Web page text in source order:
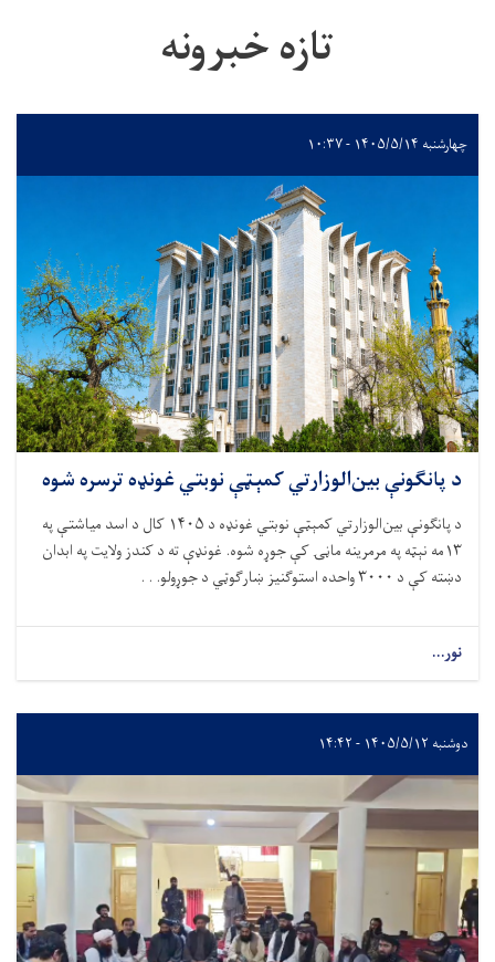
تازه خبرونه
چهارشنبه ۱۴۰۵/۵/۱۴ - ۱۰:۳۷
د پانګونې بین‌الوزارتي کمېټې نوبتي غونډه ترسره شوه
د پانګونې بین‌الوزارتي کمېټې نوبتي غونډه د ۱۴۰۵ کال د اسد میاشتې په
۱۳مه نېټه په مرمرینه ماڼۍ کې جوړه شوه. غونډې ته د کندز ولایت په ابدان
دښته کې د ۳۰۰۰واحده استوګنیز ښارګوټي د جوړولو. . .
نور...
دوشنبه ۱۴۰۵/۵/۱۲ - ۱۴:۴۲